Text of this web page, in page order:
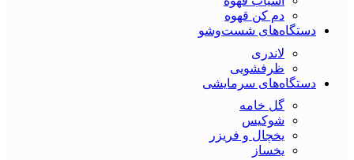
دم کن قهوه
دستگاه‌های شست‌و‌شو
لاندری
ظرفشویی
دستگاه‌های سرمایشی
گل خامه
شوکیس
یخچال و فریزر
یخساز